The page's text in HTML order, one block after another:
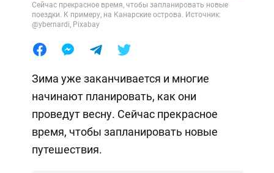
Сейчас прекрасное время, чтобы запланировать новые
поездки. К примеру, на Канарские острова. Источник:
@ybernardi, Pixabay
Зима уже заканчивается и многие
начинают планировать, как они
проведут весну. Сейчас прекрасное
время, чтобы запланировать новые
путешествия.